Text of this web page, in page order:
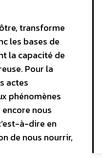
transforme
les bases de
la capacité de
Pour la
actes
phénomènes
nous
à-dire en
de nous nourrir,